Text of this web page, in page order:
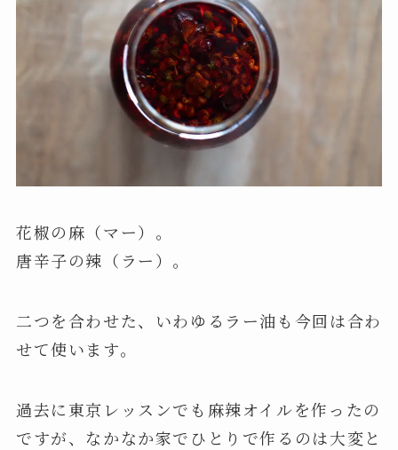
花椒の麻（マー）。
唐辛子の辣（ラー）。
二つを合わせた、いわゆるラー油も今回は合わ
せて使います。
過去に東京レッスンでも麻辣オイルを作ったの
ですが、なかなか家でひとりで作るのは大変と